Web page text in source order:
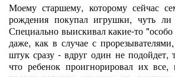
Моему старшему, которому сейчас
рождения покупал игрушки, чуть
Специально выискивал какие-то
даже, как в случае с
штук сразу - вдруг один не подойдет,
что ребенок проигнорировал их